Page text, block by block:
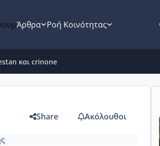
Άρθρα Ροή Κοινότητας
και crinone
Share Ακόλουθοι